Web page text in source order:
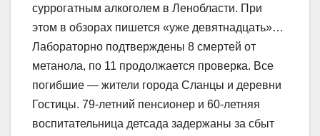
суррогатным алкоголем в Ленобласти. При
этом в обзорах пишется «уже девятнадцать»…
Лабораторно подтверждены 8 смертей от
метанола, по 11 продолжается проверка. Все
погибшие — жители города Сланцы и деревни
Гостицы. 79-летний пенсионер и 60-летняя
воспитательница детсада задержаны за сбыт